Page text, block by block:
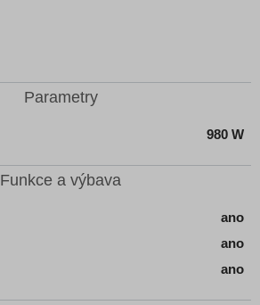
Parametry
980 W
Funkce a výbava
ano
ano
ano